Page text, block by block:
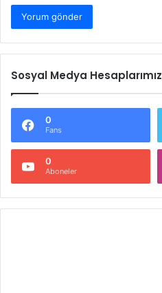
Sosyal Medya Hesaplarımız
0
Fans
0
Aboneler